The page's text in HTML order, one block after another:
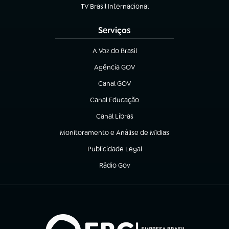
TV Brasil Internacional
(abre em nova aba)
Serviços
A Voz do Brasil
(abre em nova aba)
Agência GOV
(abre em nova aba)
Canal GOV
(abre em nova aba)
Canal Educação
(abre em nova aba)
Canal Libras
(abre em nova aba)
Monitoramento e Análise de Mídias
(abre em nova aba)
Publicidade Legal
(abre em nova aba)
Rádio Gov
(abre em nova aba)